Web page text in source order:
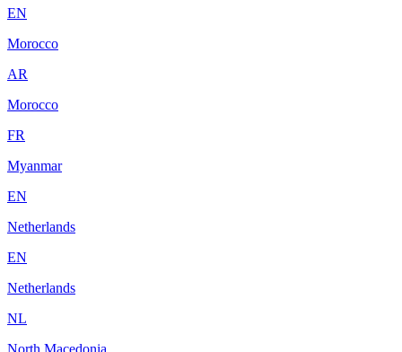
EN
Morocco
AR
Morocco
FR
Myanmar
EN
Netherlands
EN
Netherlands
NL
North Macedonia